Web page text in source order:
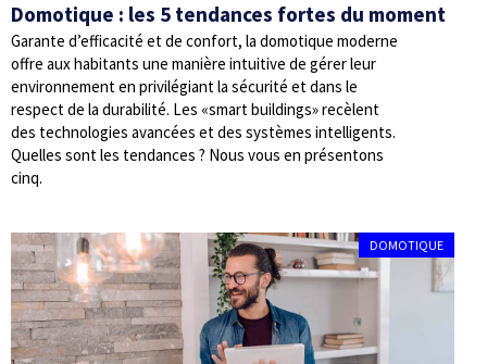
Domotique : les 5 tendances fortes du moment
Garante d’efficacité et de confort, la domotique moderne
offre aux habitants une manière intuitive de gérer leur
environnement en privilégiant la sécurité et dans le
respect de la durabilité. Les «smart buildings» recèlent
des technologies avancées et des systèmes intelligents.
Quelles sont les tendances ? Nous vous en présentons
cinq.
DOMOTIQUE